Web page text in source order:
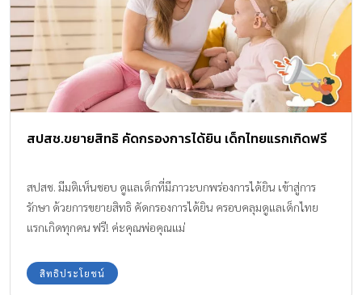
สปสช.ขยายสิทธิ คัดกรองการได้ยิน เด็กไทยแรกเกิดฟรี
สปสช. มีมติเห็นชอบ ดูแลเด็กที่มีภาวะบกพร่องการได้ยิน เข้าสู่การ
รักษา ด้วยการขยายสิทธิ คัดกรองการได้ยิน ครอบคลุมดูแลเด็กไทย
แรกเกิดทุกคน ฟรี! ค่ะคุณพ่อคุณแม่
สิทธิประโยชน์